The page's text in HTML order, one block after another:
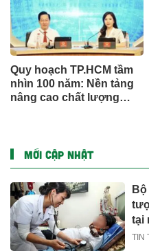
Quy hoạch TP.HCM tầm
nhìn 100 năm: Nền tảng
nâng cao chất lượng
MỚI CẬP NHẬT
tại
TIN